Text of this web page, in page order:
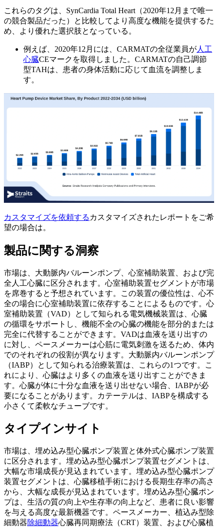
これらのタグは、SynCardia Total Heart（2020年12月まで唯一
の競合製品だった）と比較してより高度な機能を提供するた
め、より優れた選択肢となっている。
例えば、2020年12月には、CARMATの全従業員が人工
心臓CEマークを取得しました。CARMATの自己調節
型TAHは、患者の身体活動に応じて血流を調整しま
す。
カスタマイズを依頼する カスタマイズされたレポートをご希
望の場合は。
製品に関する洞察
市場は、大動脈内バルーンポンプ、心室補助装置、および完
全人工心臓に区分されます。心室補助装置セグメントが市場
を席巻すると予想されています。この装置の優位性は、心不
全の場合に心室補助装置に依存することによるものです。心
室補助装置（VAD）として知られる電気機械装置は、心臓
の循環をサポートし、機能不全の心臓の機能を部分的または
完全に代替することができます。VADは血液を送り出すの
に対し、ペースメーカーは心筋に電気刺激を送るため、体内
でのそれぞれの役割が異なります。大動脈内バルーンポンプ
（IABP）として知られる治療装置は、これらの1つです。こ
れにより、心臓はより多くの血液を送り出すことができま
す。心臓が体に十分な血液を送り出せない場合、IABPが必
要になることがあります。カテーテルは、IABPを構成する
小さくて柔軟なチューブです。
タイプインサイト
市場は、埋め込み型心臓ポンプ装置と体外式心臓ポンプ装置
に区分されます。埋め込み型心臓ポンプ装置セグメントは、
大幅な市場成長が見込まれています。埋め込み型心臓ポンプ
装置セグメントは、心臓移植手術における長期生存率の高さ
から、大幅な成長が見込まれています。埋め込み型心臓ポン
プは、生活の質の向上や生存率の向上など、患者に良い影響
を与える高度な最新機器です。ペースメーカー、植込み型除
細動器除細動器心臓再同期療法（CRT）装置、および心臓植